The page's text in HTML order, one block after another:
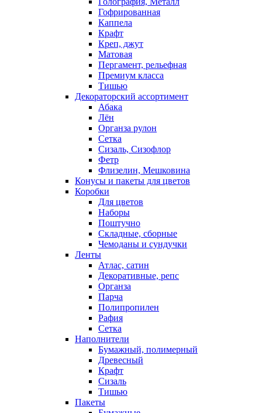
Гофрированная
Каппела
Крафт
Креп, джут
Матовая
Пергамент, рельефная
Премиум класса
Тишью
Декораторский ассортимент
Абака
Лён
Органза рулон
Сетка
Сизаль, Сизофлор
Фетр
Флизелин, Мешковина
Конусы и пакеты для цветов
Коробки
Для цветов
Наборы
Поштучно
Складные, сборные
Чемоданы и сундучки
Ленты
Атлас, сатин
Декоративные, репс
Органза
Парча
Полипропилен
Рафия
Сетка
Наполнители
Бумажный, полимерный
Древесный
Крафт
Сизаль
Тишью
Пакеты